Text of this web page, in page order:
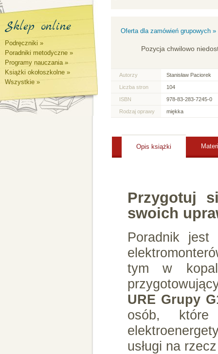
Sklep online
Podręczniki »
Poradniki metodyczne »
Programy nauczania »
Książki okołoszkolne »
Wszystkie »
Oferta dla zamówień grupowych »
Pozycja chwilowo
Autorzy Stanisław Paciorek
Liczba stron 104
ISBN 978-83-283-7245-0
Rodzaj oprawy miękka
Opis książki
Przygotuj
swoich
Poradnik jest
tym w
URE Grupy
osób, które
usługi na